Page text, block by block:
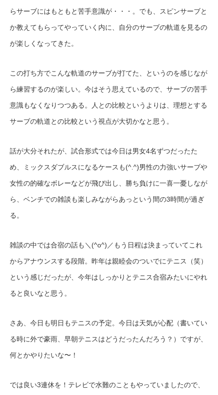
らサーブにはもともと苦手意識が・・・。でも、スピンサーブと
か教えてもらってやっていく内に、自分のサーブの軌道を見るの
が楽しくなってきた。
この打ち方でこんな軌道のサーブが打てた、というのを感じなが
ら練習するのが楽しい。今はそう思えているので、サーブの苦手
意識もなくなりつつある。人との比較というよりは、理想とする
サーブの軌道との比較という視点が大切かなと思う。
話が大分それたが、試合形式では今日は男女4名ずつだったた
め、ミックスダブルスになるケースも(^.^)男性の力強いサーブや
女性の的確なボレーなどが飛び出し、勝ち負けに一喜一憂しなが
ら、ベンチでの雑談も楽しみながらあっという間の3時間が過ぎ
る。
雑談の中では合宿の話も＼(^o^)／もう日程は決まっていてこれ
からアナウンスする段階。昨年は親睦会のついでにテニス（笑）
という感じだったが、今年はしっかりとテニス合宿みたいにやれ
ると良いなと思う。
さあ、今日も明日もテニスの予定。今日は天気が心配（書いてい
る時に外で豪雨、早朝テニスはどうだったんだろう？）ですが、
何とかやりたいな〜！
では良い3連休を！テレビで水難のこともやっていましたので、